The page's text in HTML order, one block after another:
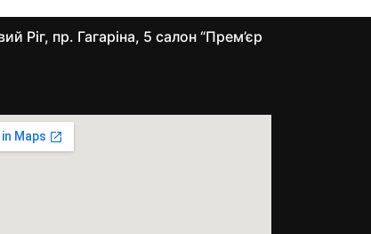
Ріг, пр. Гагаріна, 5 салон “Прем’єр